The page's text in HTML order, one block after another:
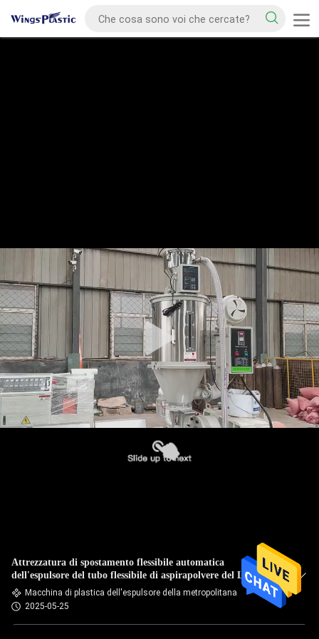
Attrezzatura di spostamento flessibile automatica
dell'espulsore del tubo flessibile di aspirapolvere del LDPE di
EVA della metropolitana
Macchina di plastica dell'espulsore della metropolitana
2025-05-25